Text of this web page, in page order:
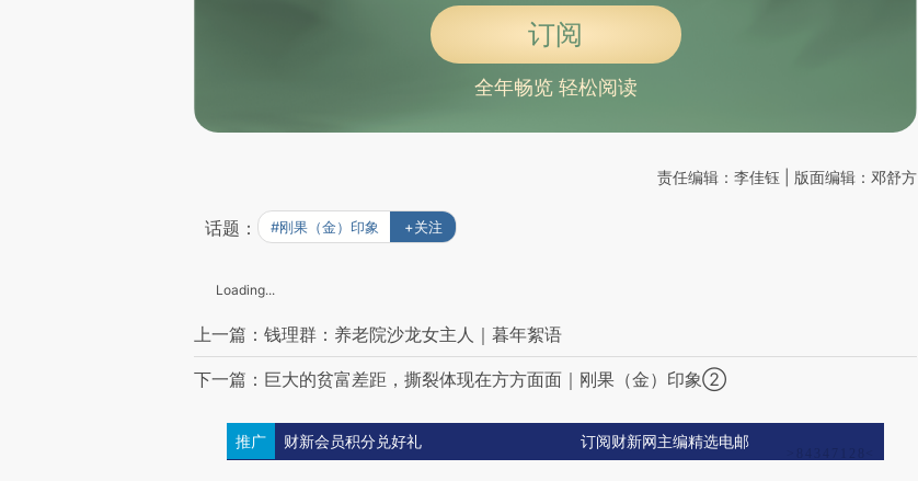
订阅
全年畅览 轻松阅读
责任编辑：李佳钰 | 版面编辑：邓舒方
话题： #刚果（金）印象 +关注
Loading...
上一篇：钱理群：养老院沙龙女主人｜暮年絮语
下一篇：巨大的贫富差距，撕裂体现在方方面面｜刚果（金）印象②
推广 财新会员积分兑好礼 订阅财新网主编精选电邮